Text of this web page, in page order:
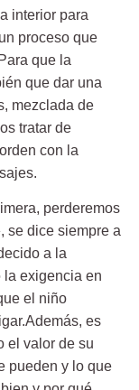
interior para
proceso que
que la
que dar una
mezclada de
tratar de
con la
perderemos
se dice siempre a
a la
la exigencia en
el niño
es
el valor de su
pueden y lo que